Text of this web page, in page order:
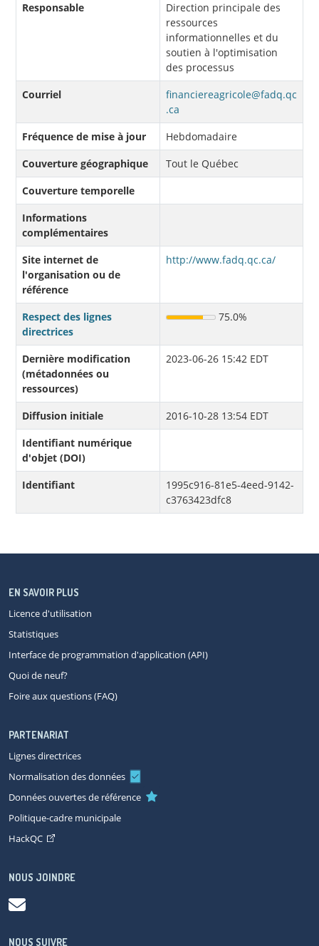
Responsable
Direction principale des
ressources
informationnelles et du
soutien à l'optimisation
des processus
Courriel
financiereagricole@fadq.qc
.ca
Fréquence de mise à jour
Hebdomadaire
Couverture géographique
Tout le Québec
Couverture temporelle
Informations
complémentaires
Site internet de
l'organisation ou de
référence
http://www.fadq.qc.ca/
Respect des lignes
directrices
75.0%
Dernière modification
(métadonnées ou
ressources)
2023-06-26 15:42 EDT
Diffusion initiale
2016-10-28 13:54 EDT
Identifiant numérique
d'objet (DOI)
Identifiant
1995c916-81e5-4eed-9142-
c3763423dfc8
EN SAVOIR PLUS
Licence d'utilisation
Statistiques
Interface de programmation d'application (API)
Quoi de neuf?
Foire aux questions (FAQ)
PARTENARIAT
Lignes directrices
Normalisation des données
Données ouvertes de référence
Politique-cadre municipale
HackQC
NOUS JOINDRE
NOUS SUIVRE